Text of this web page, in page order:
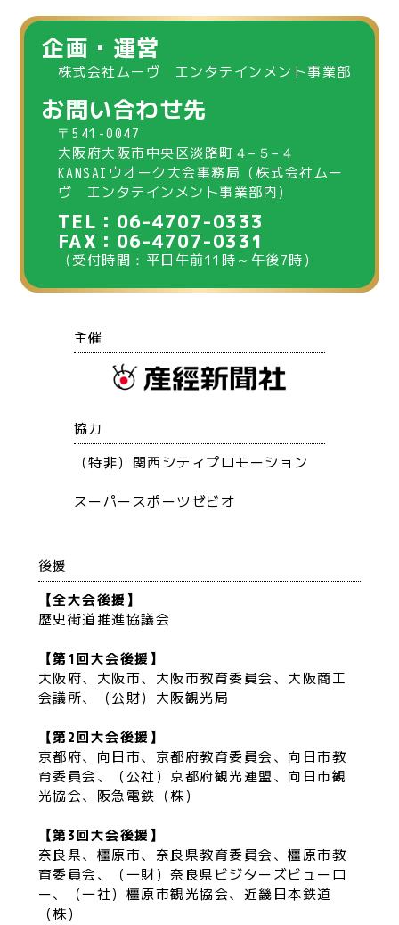
企画・運営
株式会社ムーヴ エンタテインメント事業部
お問い合わせ先
〒541-0047
大阪府大阪市中央区淡路町４−５−４
KANSAIウオーク大会事務局（株式会社ムー
ヴ エンタテインメント事業部内）
TEL：06-4707-0333
FAX：06-4707-0331
（受付時間：平日午前11時～午後7時）
主催
協力
（特非）関西シティプロモーション
スーパースポーツゼビオ
後援
【全大会後援】
歴史街道推進協議会
【第1回大会後援】
大阪府、大阪市、大阪市教育委員会、大阪商工
会議所、（公財）大阪観光局
【第2回大会後援】
京都府、向日市、京都府教育委員会、向日市教
育委員会、（公社）京都府観光連盟、向日市観
光協会、阪急電鉄（株）
【第3回大会後援】
奈良県、橿原市、奈良県教育委員会、橿原市教
育委員会、（一財）奈良県ビジターズビューロ
ー、（一社）橿原市観光協会、近畿日本鉄道
（株）